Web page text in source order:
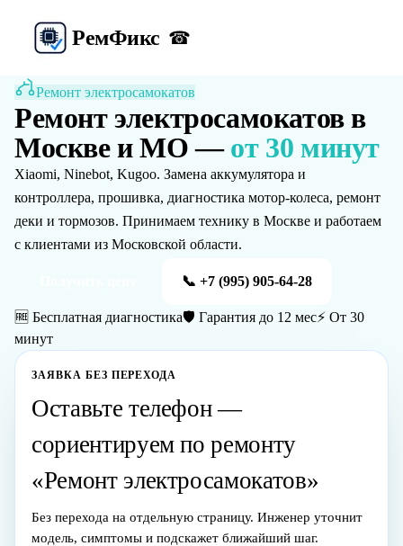
РемФикс ☎
Ремонт электросамокатов
Ремонт электросамокатовв
Москве и МО — от 30 минут
Xiaomi, Ninebot, Kugoo. Замена аккумулятора и
контроллера, прошивка, диагностика мотор-колеса, ремонт
деки и тормозов. Принимаем технику в Москве и работаем
с клиентами из Московской области.
📞 +7 (995) 905-64-28
🆓 Бесплатная диагностика🛡️ Гарантия до 12 мес⚡ От 30
минут
ЗАЯВКА БЕЗ ПЕРЕХОДА
Оставьте телефон —
сориентируем по ремонту
«Ремонт электросамокатов»
Без перехода на отдельную страницу. Инженер уточнит
модель, симптомы и подскажет ближайший шаг.